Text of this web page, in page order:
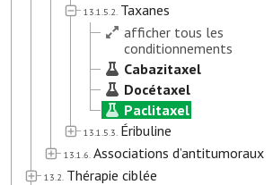
13.1.5.2. Taxanes
afficher tous les
conditionnements
Cabazitaxel
Docétaxel
Paclitaxel
13.1.5.3. Éribuline
13.1.6. Associations d’antitumoraux
13.2. Thérapie ciblée